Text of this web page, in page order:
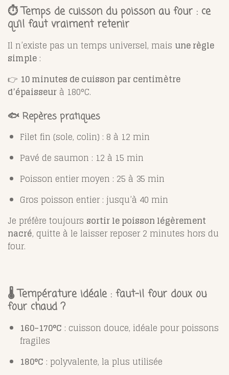
⏱️ Temps de cuisson du poisson au four : ce
qu’il faut vraiment retenir
Il n’existe pas un temps universel, mais une règle
simple :
👉 10 minutes de cuisson par centimètre
d’épaisseur à 180°C.
🐟 Repères pratiques
Filet fin (sole, colin) : 8 à 12 min
Pavé de saumon : 12 à 15 min
Poisson entier moyen : 25 à 35 min
Gros poisson entier : jusqu’à 40 min
Je préfère toujours sortir le poisson légèrement
nacré, quitte à le laisser reposer 2 minutes hors du
four.
🌡️ Température idéale : faut-il four doux ou
four chaud ?
160–170°C : cuisson douce, idéale pour poissons
fragiles
180°C : polyvalente, la plus utilisée